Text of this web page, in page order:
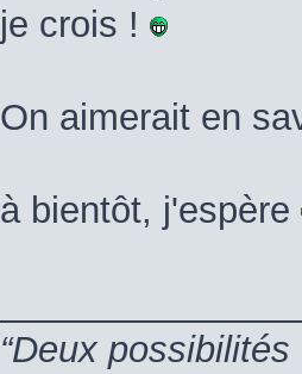
je crois !
On aimerait en
à bientôt, j'espère
“Deux